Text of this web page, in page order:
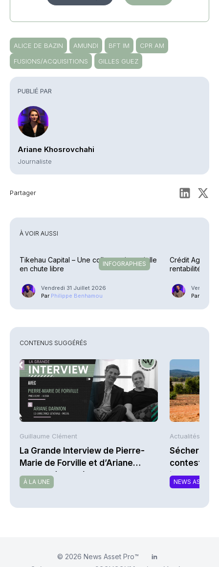
PUBLIÉ PAR
Ariane Khosrovchahi
Journaliste
Partager
ALICE DE BAZIN AMUNDI BFT IM
CPR AM
FUSIONS/ACQUISITIONS
GILLES GUEZ
À VOIR AUSSI
INFOGRAPHIES
Tikehau Capital – Une collecte trimestrielle
en chute libre
Vendredi 31 Juillet 2026
Par Philippe Benhamou
Crédit
rentabilité en
Vendredi
Par
CONTENUS SUGGÉRÉS
Guillaume Clément
La Grande Interview de Pierre-
Marie de Forville et d’Ariane
Darmon (Ivesta)
À LA UNE
Actualités AFP
contestent
NEWS
© 2026 News Asset Pro™ LinkedIn